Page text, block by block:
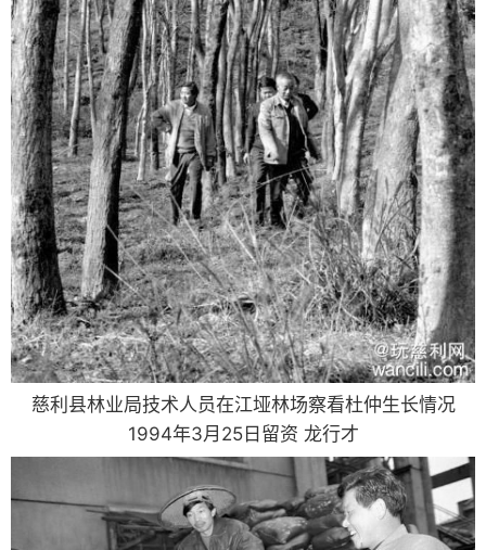
慈利县林业局技术人员在江垭林场察看杜仲生长情况
1994年3月25日留资 龙行才